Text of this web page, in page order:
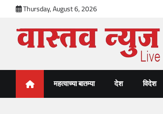
content
Thursday, August 6, 2026
VastavNEWSLive.com
महत्वाच्या बातम्या देश विदेश